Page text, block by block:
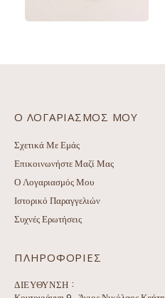
Αυτό το προϊόν έχει πολλαπλές παραλλαγές. Οι επιλογές μπορούν να επιλεγούν στη σελίδα του προϊόντος
Ο ΛΟΓΑΡΙΑΣΜΌΣ ΜΟΥ
Σχετικά Με Εμάς
Επικοινωνήστε Μαζί Μας
Ο Λογαριασμός Μου
Ιστορικό Παραγγελιών
Συχνές Ερωτήσεις
ΠΛΗΡΟΦΟΡΊΕΣ
ΔΙΕΎΘΥΝΣΗ :